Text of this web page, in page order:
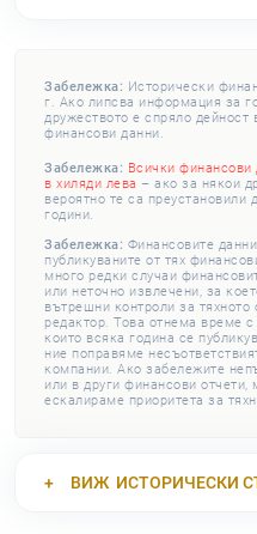
Забележка: Исторически
г. Ако липсва информация за
дружеството е спряло дейност
финансови данни.
Забележка: Всички финансови
в хиляди лева – ако за някои
вероятно те са преустановили
години.
Забележка: Финансовите
публикуваните от тях
много редки случаи
или неточно извлечени, за
вътрешни контроли за тяхното
редактор. Това отнема време с
които всяка година се
ние поправяме
компании. Ако забележите
или в други финансови
ескалираме приоритета за
ВИЖ ИСТОРИЧЕСКИ